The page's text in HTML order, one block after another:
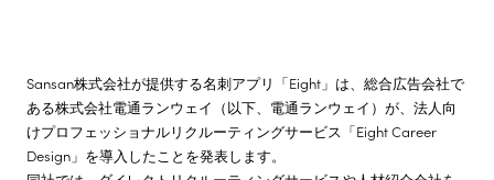
Sansan株式会社が提供する名刺アプリ「Eight」は、総合広告会社で
ある株式会社電通ランウェイ（以下、電通ランウェイ）が、法人向
けプロフェッショナルリクルーティングサービス「Eight Career
Design」を導入したことを発表します。